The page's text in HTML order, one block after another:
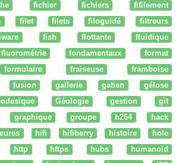
fichier fichiers
fifilement
filet filets filoguidé
filtreurs
fish flottante
fluidique
fluorométrie fondamentaux
format
formulaire fraiseuse
framboise
fusion gallerie gatien
gélose
Géologie gestion
git
graphique groupe h264
hack
hifi hifiberry histoire
hole
http https hubs
humanoid